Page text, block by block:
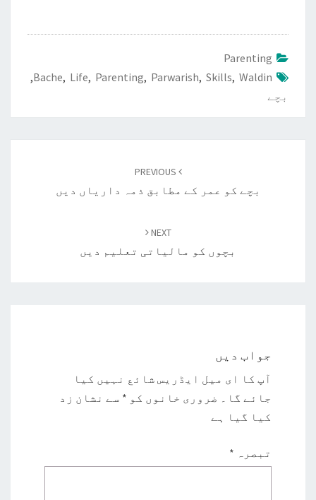
Parenting
Bache, Life, Parenting, Parwarish, Skills, Waldin
,
بچے
بچے کو عمر کے مطابق ذمہ داریاں دیں
NEXT
بچوں کو مالیاتی تعلیم دیں
جواب دیں
آپ کا ای میل ایڈریس شائع نہیں کیا
جائے گا۔ ضروری خانوں کو * سے نشان زد
کیا گیا ہے
تبصرہ *